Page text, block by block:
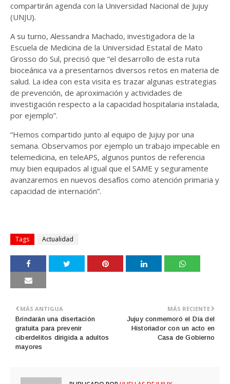
compartirán agenda con la Universidad Nacional de Jujuy
(UNJU).
A su turno, Alessandra Machado, investigadora de la
Escuela de Medicina de la Universidad Estatal de Mato
Grosso do Sul, precisó que “el desarrollo de esta ruta
bioceánica va a presentarnos diversos retos en materia de
salud. La idea con esta visita es trazar algunas estrategias
de prevención, de aproximación y actividades de
investigación respecto a la capacidad hospitalaria instalada,
por ejemplo”.
“Hemos compartido junto al equipo de Jujuy por una
semana. Observamos por ejemplo un trabajo impecable en
telemedicina, en teleAPS, algunos puntos de referencia
muy bien equipados al igual que el SAME y seguramente
avanzaremos en nuevos desafíos como atención primaria y
capacidad de internación”.
Tags Actualidad
MÁS RECIENTE
Jujuy conmemoró el Día del
Historiador con un acto en
Casa de Gobierno
MÁS ANTIGUA
Brindarán una disertación
gratuita para prevenir
ciberdelitos dirigida a adultos
mayores